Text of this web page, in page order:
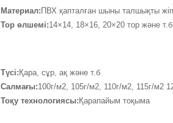
Материал:ПВХ қапталған шыны талшықты жіп
Тор өлшемі:14×14, 18×16, 20×20 тор және т.б
Түсі:Қара, сұр, ақ және т.б
Салмағы:100г/м2, 105г/м2, 110г/м2, 115г/м2
Тоқу технологиясы:Қарапайым тоқыма